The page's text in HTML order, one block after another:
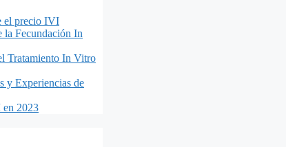
el precio IVI
la Fecundación In
Tratamiento In Vitro
y Experiencias de
en 2023